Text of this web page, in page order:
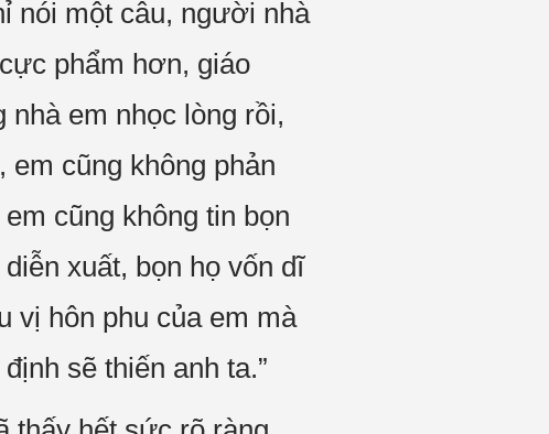
nói một câu, người nhà
phẩm hơn, giáo
em nhọc lòng rồi,
cũng không phản
cũng không tin bọn
xuất, bọn họ vốn dĩ
vị hôn phu của em mà
sẽ thiến anh ta.”